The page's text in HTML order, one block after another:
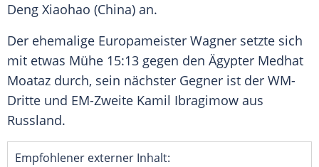
Deng Xiaohao (China) an.
Der ehemalige Europameister Wagner setzte sich
mit etwas Mühe 15:13 gegen den Ägypter Medhat
Moataz durch, sein nächster Gegner ist der WM-
Dritte und EM-Zweite Kamil Ibragimow aus
Russland.
Empfohlener externer Inhalt: